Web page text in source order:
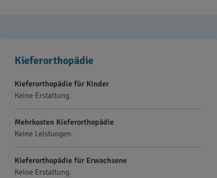
Kieferorthopädie
Kieferorthopädie für Kinder
Keine Erstattung.
Mehrkosten Kieferorthopädie
Keine Leistungen.
Kieferorthopädie für Erwachsene
Keine Erstattung.